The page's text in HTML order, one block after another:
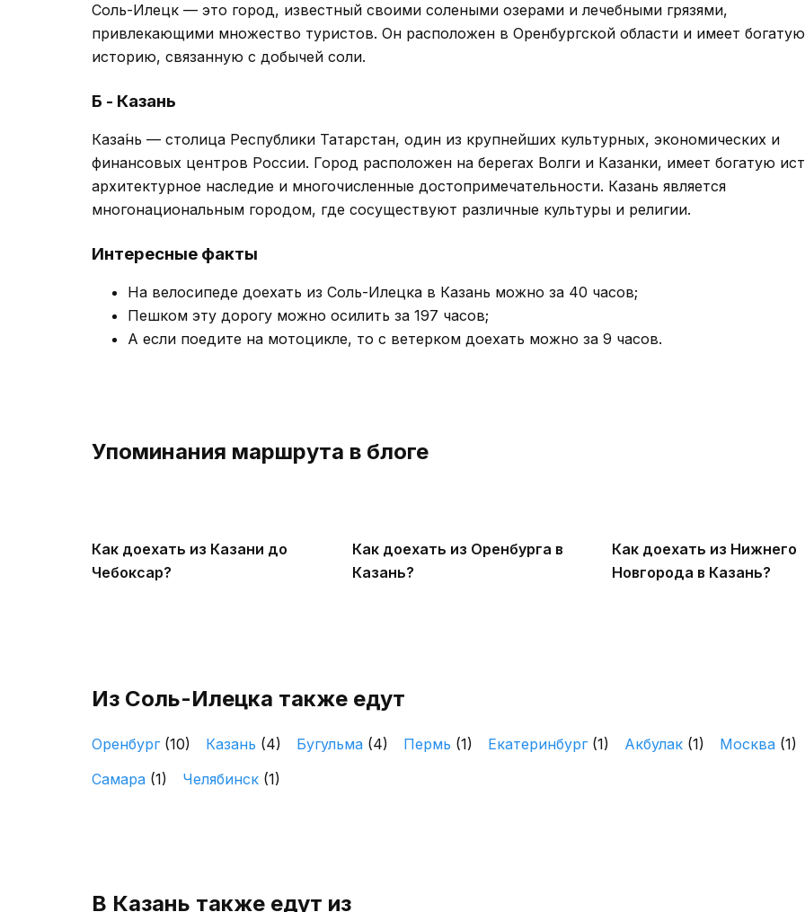
Соль-Илецк — это город, известный своими солеными озерами и лечебными грязями,
привлекающими множество туристов. Он расположен в Оренбургской области и имеет богатую
историю, связанную с добычей соли.
Б - Казань
Каза́нь — столица Республики Татарстан, один из крупнейших культурных, экономических и
финансовых центров России. Город расположен на берегах Волги и Казанки, имеет богатую
архитектурное наследие и многочисленные достопримечательности. Казань является
многонациональным городом, где сосуществуют различные культуры и религии.
Интересные факты
На велосипеде доехать из Соль-Илецка в Казань можно за 40 часов;
Пешком эту дорогу можно осилить за 197 часов;
А если поедите на мотоцикле, то с ветерком доехать можно за 9 часов.
Упоминания маршрута в блоге
Как доехать из Казани до
Чебоксар?
Как доехать из Оренбурга в
Казань?
Как доехать из Нижнего
Новгорода в Казань?
Из Соль-Илецка также едут
Оренбург (10) Казань (4) Бугульма (4) Пермь (1) Екатеринбург (1) Акбулак (1) Москва (1)
Самара (1) Челябинск (1)
В Казань также едут из